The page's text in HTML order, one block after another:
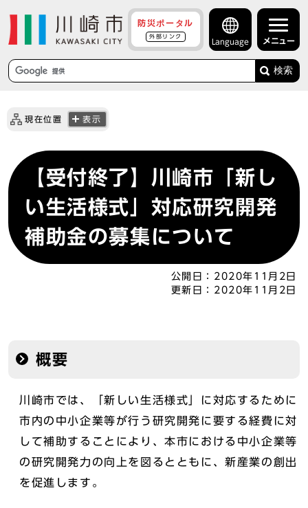
防災ポータル
外部リンク
Language メニュー
検索
現在位置 表示
【受付終了】川崎市「新し
い生活様式」対応研究開発
補助金の募集について
公開日： 2020年11月2日
更新日： 2020年11月2日
概要
川崎市では、「新しい生活様式」に対応するために
市内の中小企業等が行う研究開発に要する経費に対
して補助することにより、本市における中小企業等
の研究開発力の向上を図るとともに、新産業の創出
を促進します。